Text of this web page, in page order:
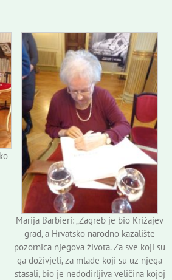
Marija Barbieri: „Zagreb je bio Križajev
grad, a Hrvatsko narodno kazalište
pozornica njegova života. Za sve koji su
ga doživjeli, za mlade koji su uz njega
stasali, bio je nedodirljiva veličina kojoj